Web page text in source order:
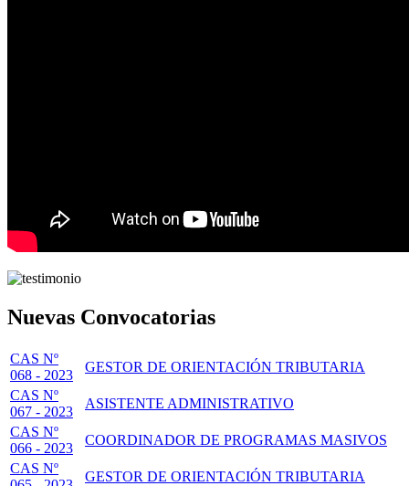
Nuevas Convocatorias
CAS Nº
068 - 2023
GESTOR DE ORIENTACIÓN TRIBUTARIA
CAS Nº
067 - 2023
ASISTENTE ADMINISTRATIVO
CAS Nº
066 - 2023
COORDINADOR DE PROGRAMAS MASIVOS
CAS Nº
GESTOR DE ORIENTACIÓN TRIBUTARIA